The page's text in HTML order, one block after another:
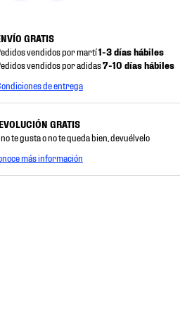
GRATIS
vendidos por martí1-3 días hábiles
vendidos por adidas7-10 días hábiles
de entrega
GRATIS
te gusta o no te queda bien, devuélvelo
más información